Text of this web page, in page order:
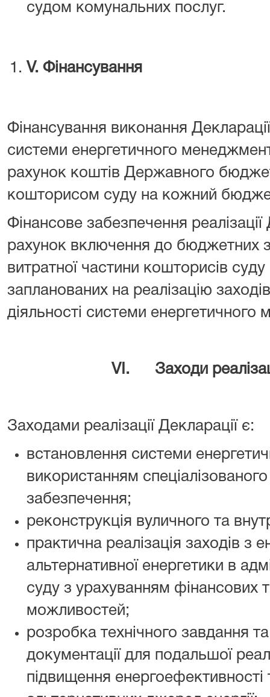
судом комунальних послуг.
V. Фінансування
Фінансування виконання
системи енергетичного
рахунок коштів Державного
кошторисом суду на кожний
Фінансове забезпечення
рахунок включення до бюджетних
витратної частини кошторисів суду
запланованих на реалізацію
діяльності системи енергетичного
V І. Заходи
Заходами реалізації Декларації є:
встановлення системи
використанням
забезпечення;
реконструкція вуличного та
практична реалізація заходів з
альтернативної енергетики в
суду з урахуванням фінансових
можливостей;
розробка технічного завдання
документації для подальшої
підвищення енергоефективності